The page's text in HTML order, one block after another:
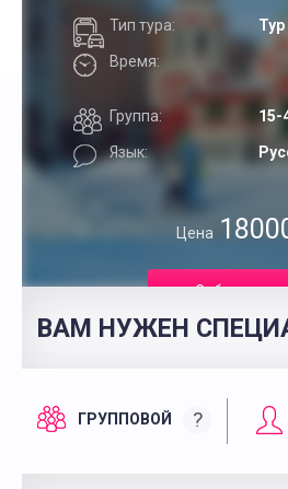
Тип тура: Тур
Время:
Группа: 15-
Язык:
Цена
ВАМ НУЖЕН
ГРУППОВОЙ ?